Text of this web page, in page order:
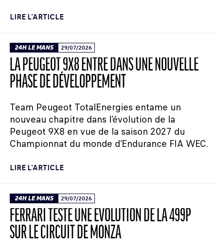
LIRE L'ARTICLE
24H LE MANS 29/07/2026
LA PEUGEOT 9X8 ENTRE DANS UNE NOUVELLE
PHASE DE DÉVELOPPEMENT
Team Peugeot TotalEnergies entame un
nouveau chapitre dans l’évolution de la
Peugeot 9X8 en vue de la saison 2027 du
Championnat du monde d’Endurance FIA WEC.
LIRE L'ARTICLE
24H LE MANS 29/07/2026
FERRARI TESTE UNE ÉVOLUTION DE LA 499P
SUR LE CIRCUIT DE MONZA